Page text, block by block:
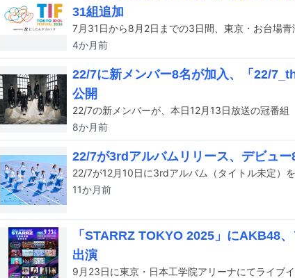
31組追加
4か月前
22/7に新メンバー8名が加入、「22/
公開
22/7の新メンバーが、本日12月13日放送の冠番組
8か月前
22/7が3rdアルバムリリース、デビュ
22/7が12月10日に3rdアルバム（タイトル未定）
11か月前
「STARRZ TOKYO 2025」にAKB48
出演
9月23日に東京・日本工学院アリーナにてライブ